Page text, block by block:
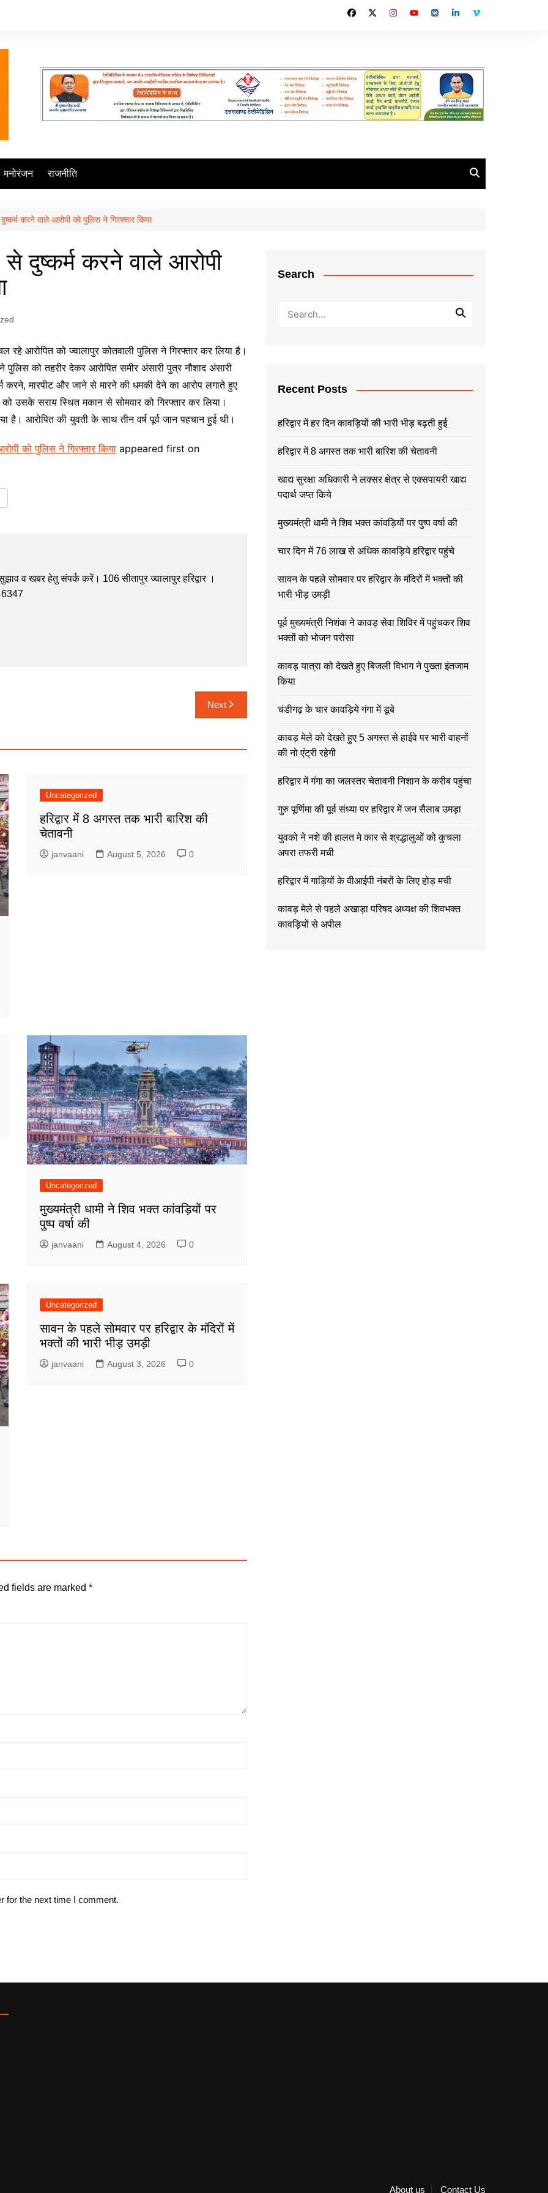
मनोरंजन राजनीति
करने वाले आरोपी को पुलिस ने गिरफ्तार किया
दुष्कर्म करने वाले आरोपी
आरोपित को ज्वालापुर कोतवाली पुलिस ने गिरफ्तार कर लिया है।
पुलिस को तहरीर देकर आरोपित समीर अंसारी पुत्र नौशाद अंसारी
करने, मारपीट और जाने से मारने की धमकी देने का आरोप लगाते हुए
उसके सराय स्थित मकान से सोमवार को गिरफ्तार कर लिया।
है। आरोपित की युवती के साथ तीन वर्ष पूर्व जान पहचान हुई थी।
को पुलिस ने गिरफ्तार किया appeared first on
व खबर हेतु संपर्क करें। 106 सीतापुर ज्वालापुर हरिद्वार ।
Next
Uncategorized
हरिद्वार में 8 अगस्त तक भारी बारिश की
चेतावनी
janvaani August 5, 2026 0
Uncategorized
मुख्यमंत्री धामी ने शिव भक्त कांवड़ियों पर
पुष्प वर्षा की
janvaani August 4, 2026 0
Uncategorized
सावन के पहले सोमवार पर हरिद्वार के मंदिरों में
भक्तों की भारी भीड़ उमड़ी
janvaani August 3, 2026 0
fields are marked *
for the next time I comment.
Search
Recent Posts
हरिद्वार में हर दिन कावड़ियों की भारी भीड़ बढ़ती हुई
हरिद्वार में 8 अगस्त तक भारी बारिश की चेतावनी
खाद्य सुरक्षा अधिकारी ने लक्सर क्षेत्र से एक्सपायरी खाद्य
पदार्थ जप्त किये
मुख्यमंत्री धामी ने शिव भक्त कांवड़ियों पर पुष्प वर्षा की
चार दिन में 76 लाख से अधिक कावड़िये हरिद्वार पहुंचे
सावन के पहले सोमवार पर हरिद्वार के मंदिरों में भक्तों की
भारी भीड़ उमड़ी
पूर्व मुख्यमंत्री निशंक ने कावड़ सेवा शिविर में पहुंचकर शिव
भक्तों को भोजन परोसा
कावड़ यात्रा को देखते हुए बिजली विभाग ने पुख्ता इंतजाम
किया
चंडीगढ़ के चार कावड़िये गंगा में डूबे
कावड़ मेले को देखते हुए 5 अगस्त से हाईवे पर भारी वाहनों
की नो एंट्री रहेगी
हरिद्वार में गंगा का जलस्तर चेतावनी निशान के करीब पहुंचा
गुरु पूर्णिमा की पूर्व संध्या पर हरिद्वार में जन सैलाब उमड़ा
युवको ने नशे की हालत मे कार से श्रद्धालुओं को कुचला
अपरा तफरी मची
हरिद्वार में गाड़ियों के वीआईपी नंबरों के लिए होड़ मची
कावड़ मेले से पहले अखाड़ा परिषद अध्यक्ष की शिवभक्त
कावड़ियों से अपील
About us Contact Us